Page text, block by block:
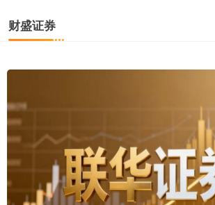
财盛证券